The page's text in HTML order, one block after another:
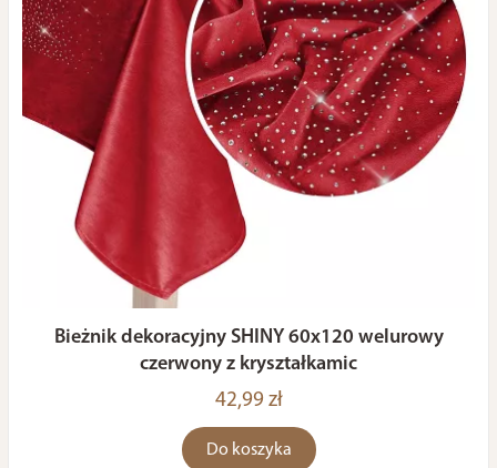
Bieżnik dekoracyjny SHINY 60x120 welurowy
czerwony z kryształkamic
42,99 zł
Do koszyka